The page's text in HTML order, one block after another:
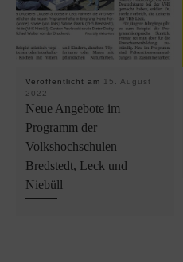
Veröffentlicht am 15. August
2022
Neue Angebote im
Programm der
Volkshochschulen
Bredstedt, Leck und
Niebüll